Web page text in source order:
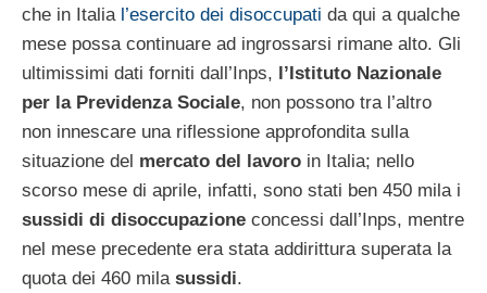
che in Italia l’esercito dei disoccupati da qui a qualche
mese possa continuare ad ingrossarsi rimane alto. Gli
ultimissimi dati forniti dall’Inps, l’Istituto Nazionale
per la Previdenza Sociale, non possono tra l’altro
non innescare una riflessione approfondita sulla
situazione del mercato del lavoro in Italia; nello
scorso mese di aprile, infatti, sono stati ben 450 mila i
sussidi di disoccupazione concessi dall’Inps, mentre
nel mese precedente era stata addirittura superata la
quota dei 460 mila sussidi.